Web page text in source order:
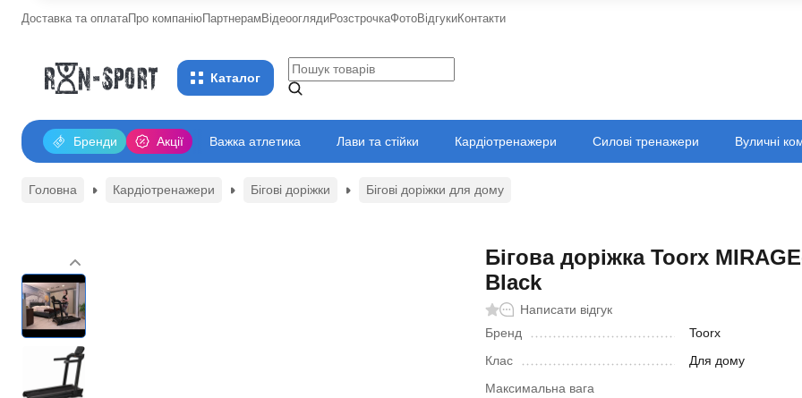
Доставка та оплатаПро компаніюПартнерамВідеооглядиРозстрочкаФотоВідгукиКонтакти
Каталог
Акції
Бренди Важка атлетика Лави та стійки Кардіотренажери Силові тренажери Вуличні
Головна Кардіотренажери Бігові доріжки Бігові доріжки для дому
Бігова доріжка Toorx
Black
Написати відгук
Бренд
Toorx
Клас
Для дому
Максимальна вага